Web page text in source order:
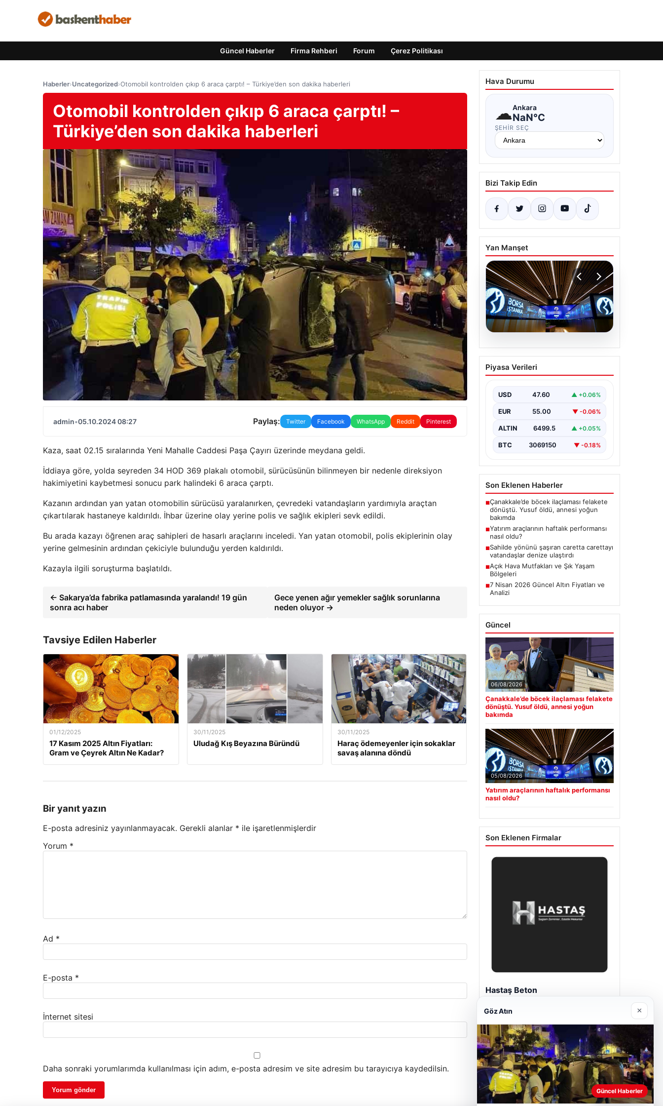
Güncel Haberler Firma Rehberi Forum Çerez Politikası
Haberler›Uncategorized›Otomobil kontrolden çıkıp 6 araca çarptı! – Türkiye’den son dakika haberleri
Otomobil kontrolden çıkıp 6 araca çarptı! –
Türkiye’den son dakika haberleri
admin•05.10.2024 08:27 Paylaş: Twitter Facebook WhatsApp Reddit Pinterest
Kaza, saat 02.15 sıralarında Yeni Mahalle Caddesi Paşa Çayırı üzerinde meydana geldi.
İddiaya göre, yolda seyreden 34 HOD 369 plakalı otomobil, sürücüsünün bilinmeyen bir nedenle direksiyon
hakimiyetini kaybetmesi sonucu park halindeki 6 araca çarptı.
Kazanın ardından yan yatan otomobilin sürücüsü yaralanırken, çevredeki vatandaşların yardımıyla araçtan
çıkartılarak hastaneye kaldırıldı. İhbar üzerine olay yerine polis ve sağlık ekipleri sevk edildi.
Bu arada kazayı öğrenen araç sahipleri de hasarlı araçlarını inceledi. Yan yatan otomobil, polis ekiplerinin olay
yerine gelmesinin ardından çekiciyle bulunduğu yerden kaldırıldı.
Kazayla ilgili soruşturma başlatıldı.
← Sakarya’da fabrika patlamasında yaralandı! 19 gün
sonra acı haber
Gece yenen ağır yemekler sağlık sorunlarına
neden oluyor →
Tavsiye Edilen Haberler
01/12/2025
17 Kasım 2025 Altın Fiyatları:
Gram ve Çeyrek Altın Ne Kadar?
30/11/2025
Uludağ Kış Beyazına Büründü
30/11/2025
Haraç ödemeyenler için sokaklar
savaş alanına döndü
Bir yanıt yazın
E-posta adresiniz yayınlanmayacak. Gerekli alanlar * ile işaretlenmişlerdir
Yorum *
Ad *
E-posta *
İnternet sitesi
Daha sonraki yorumlarımda kullanılması için adım, e-posta adresim ve site adresim bu tarayıcıya kaydedilsin.
Hava Durumu
☁Ankara
NaN°C
ŞEHIR SEÇ
Bizi Takip Edin
Yan Manşet
05.08.2026
Yatırım araçlarının
haftalık performansı
Piyasa Verileri
USD 47.60 ▲ +0.06%
EUR 55.00 ▼ -0.06%
ALTIN 6499.5 ▲ +0.05%
BTC 3069150 ▼ -0.18%
Son Eklenen Haberler
■Çanakkale’de böcek ilaçlaması felakete
dönüştü. Yusuf öldü, annesi yoğun
bakımda
■Yatırım araçlarının haftalık performansı
nasıl oldu?
■Sahilde yönünü şaşıran caretta carettayı
vatandaşlar denize ulaştırdı
■Açık Hava Mutfakları ve Şık Yaşam
Bölgeleri
■7 Nisan 2026 Güncel Altın Fiyatları ve
Analizi
Güncel
06/08/2026
Çanakkale’de böcek ilaçlaması felakete
dönüştü. Yusuf öldü, annesi yoğun
bakımda
05/08/2026
Yatırım araçlarının haftalık performansı
nasıl oldu?
Son Eklenen Firmalar
Prenses Night Club
Göz Atın ×
Güncel Haberler